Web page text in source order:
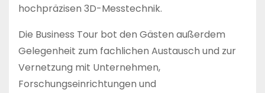
hochpräzisen 3D-Messtechnik.
Die Business Tour bot den Gästen außerdem
Gelegenheit zum fachlichen Austausch und zur
Vernetzung mit Unternehmen,
Forschungseinrichtungen und